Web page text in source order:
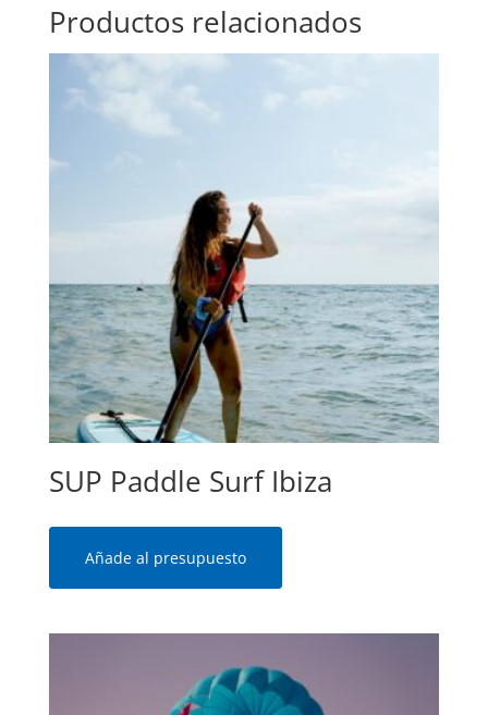
Productos relacionados
SUP Paddle Surf Ibiza
Añade al presupuesto